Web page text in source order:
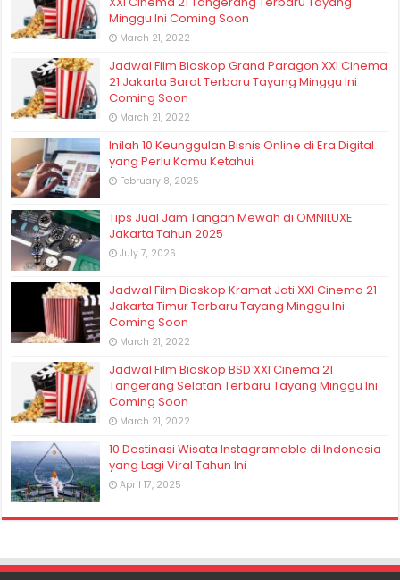
Minggu Ini Coming Soon
March 21, 2022
Jadwal Film Bioskop Grand Paragon XXI Cinema
21 Jakarta Barat Terbaru Tayang Minggu Ini
Coming Soon
March 21, 2022
Inilah 10 Keunggulan Bisnis Online di Era Digital
yang Perlu Kamu Ketahui
February 8, 2025
Tips Jual Jam Tangan Mewah di OMNILUXE
Jakarta Tahun 2025
July 7, 2026
Jadwal Film Bioskop Kramat Jati XXI Cinema 21
Jakarta Timur Terbaru Tayang Minggu Ini
Coming Soon
March 21, 2022
Jadwal Film Bioskop BSD XXI Cinema 21
Tangerang Selatan Terbaru Tayang Minggu Ini
Coming Soon
March 21, 2022
10 Destinasi Wisata Instagramable di Indonesia
yang Lagi Viral Tahun Ini
April 17, 2025